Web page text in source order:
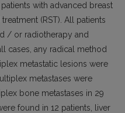
with advanced breast
(RST). All patients
/ or radiotherapy and
cases, any radical method
metastatic lesions were
metastases were
bone metastases in 29
found in 12 patients, liver